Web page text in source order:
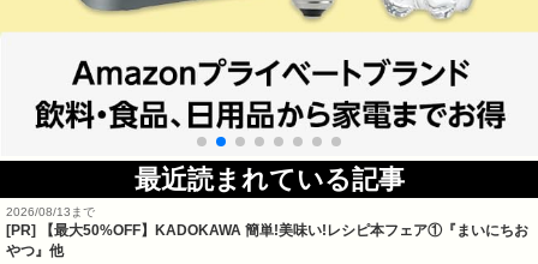
最近読まれている記事
2026/08/13まで
[PR] 【最大50%OFF】KADOKAWA 簡単!美味い!レシピ本フェア①『まいにちお
やつ』他